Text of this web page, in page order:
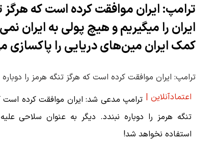
ترامپ: ایران موافقت کرده است که هرگز
ایران را میگیریم و هیچ پولی به ایران
کمک ایران مین‌های دریایی را پاکسازی
ترامپ: ایران موافقت کرده است که هرگز تنگه هرمز را
اعتمادآنلاین | ترامپ مدعی شد: ایران موافقت کرده است
تنگه هرمز را دوباره نبندد. دیگر به عنوان سلاحی
استفاده نخواهد شد!